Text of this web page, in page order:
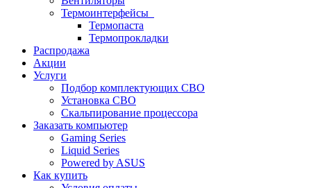
Термоинтерфейсы
Термопаста
Термопрокладки
Распродажа
Акции
Услуги
Подбор комплектующих СВО
Установка СВО
Скальпирование процессора
Заказать компьютер
Gaming Series
Liquid Series
Powered by ASUS
Как купить